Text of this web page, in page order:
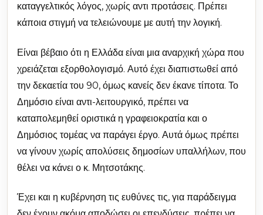
καταγγελτικός λόγος, χωρίς αντι προτάσεις. Πρέπει
κάποια στιγμή να τελειώνουμε με αυτή την λογική.
Είναι βέβαιο ότι η Ελλάδα είναι μια αναρχική χώρα που
χρειάζεται εξορθολογισμό. Αυτό έχει διαπιστωθεί από
την δεκαετία του 90, όμως κανείς δεν έκανε τίποτα. Το
Δημόσιο είναι αντι-λειτουργικό, πρέπει να
καταπολεμηθεί οριστικά η γραφειοκρατία και ο
Δημόσιος τομέας να παράγει έργο. Αυτά όμως πρέπει
να γίνουν χωρίς απολύσεις δημοσίων υπαλλήλων, που
θέλει να κάνει ο κ. Μητσοτάκης.
Έχει και η κυβέρνηση τις ευθύνες τις, για παράδειγμα